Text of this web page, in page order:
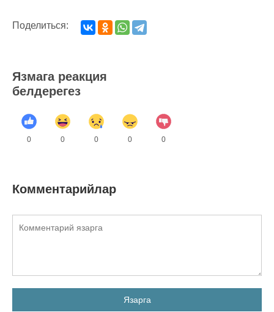
Поделиться:
Язмага реакция
белдерегез
0 0 0 0 0
Комментарийлар
Язарга